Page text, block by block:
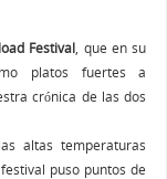
Festival , que en su
platos fuertes a
crónica de las dos
altas temperaturas
puso puntos de